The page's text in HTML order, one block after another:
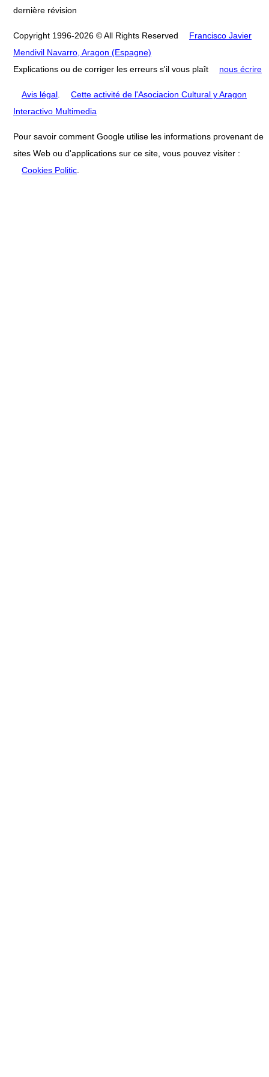
dernière révision
Copyright 1996-2026 © All Rights Reserved
Francisco Javier
Mendivil Navarro, Aragon (Espagne)
Explications ou de corriger les erreurs s'il vous plaît
nous écrire
Avis légal
Cette activité de l'Asociacion Cultural y Aragon
Interactivo Multimedia
Pour savoir comment Google utilise les informations provenant de
sites Web ou d'applications sur ce site, vous pouvez visiter :
Cookies Politic